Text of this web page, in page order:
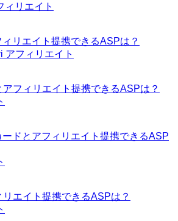
ィリエイト
リエイト提携できるASPは？
アフィリエイト
フィリエイト提携できるASPは？
ドとアフィリエイト提携できるASP
リエイト提携できるASPは？